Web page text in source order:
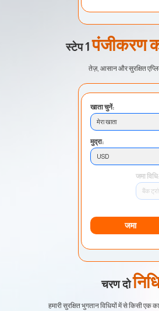
स्टेप 1 पंजीकरण
तेज़, आसान और सुरक्षित
खाता चुनें:
मेरा खाता
मुद्रा:
USD
जमा
चरण दो
हमारी सुरक्षित भुगतान विधियों में से किसी एक